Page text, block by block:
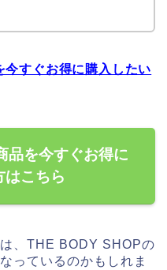
すぐお得に購入したい
品を今すぐお得に
はこちら
、THE BODY SHOPの
っているのかもしれま